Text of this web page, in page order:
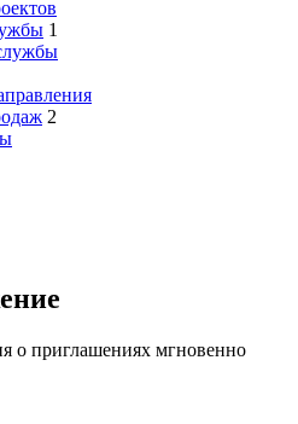
1
2
о приглашениях мгновенно